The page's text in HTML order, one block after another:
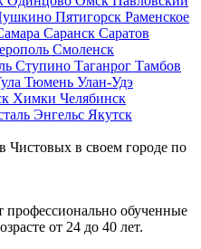
Пятигорск Раменское
Саранск Саратов
Смоленск
Ступино Таганрог Тамбов
Тюмень Улан-Удэ
Химки Челябинск
Энгельс Якутск
Чистовых в своем городе по
профессионально обученные
от 24 до 40 лет.